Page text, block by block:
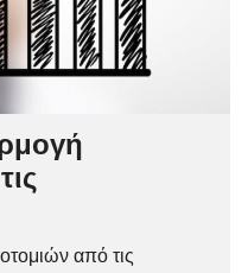
από τις